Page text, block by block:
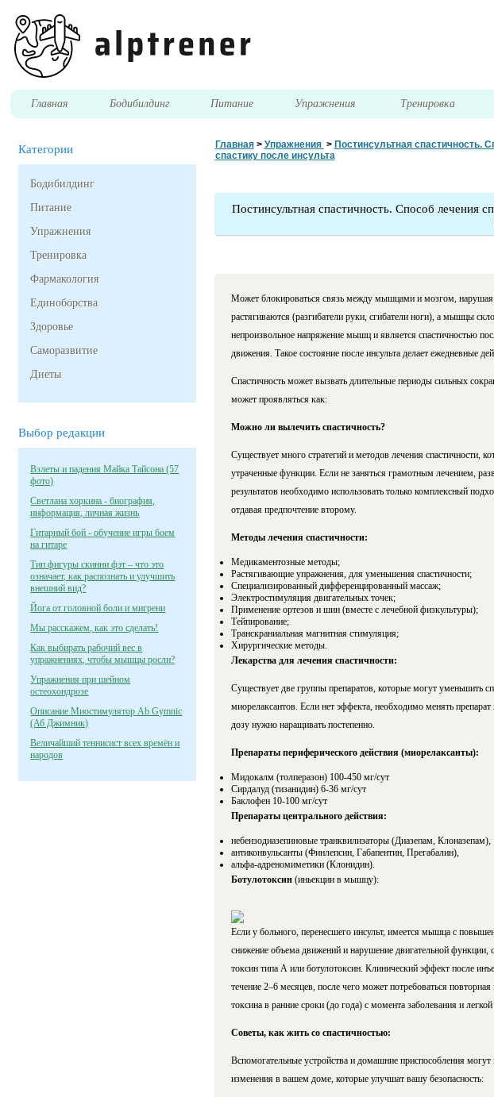
Главная Бодибилдинг Питание Упражнения Тренировка
Категории
Бодибилдинг
Питание
Упражнения
Тренировка
Фармакология
Единоборства
Здоровье
Саморазвитие
Диеты
Выбор редакции
Взлеты и падения Майка Тайсона (57
фото)
Светлана хоркина - биография,
информация, личная жизнь
Гитарный бой - обучение игры боем
на гитаре
Тип фигуры скинни фэт – что это
означает, как распознать и улучшить
внешний вид?
Йога от головной боли и мигрени
Мы расскажем, как это сделать!
Как выбирать рабочий вес в
упражнениях, чтобы мышцы росли?
Упражнения при шейном
остеохондрозе
Описание Миостимулятор Ab Gymnic
(Аб Джимник)
Величайший теннисист всех времён и
народов
Главная> Упражнения > Постинсультная спастичность.
спастику после инсульта
Постинсультная спастичность. Способ лечения
Может блокироваться связь между мышцами и мозгом,
растягиваются (разгибатели руки, сгибатели ноги), а мышцы
непроизвольное напряжение мышц и является спастичностью
движения. Такое состояние после инсульта делает ежедневные
Спастичность может вызвать длительные периоды сильных
может проявляться как:
Можно ли вылечить спастичность?
Существует много стратегий и методов лечения спастичности,
утраченные функции. Если не заняться грамотным лечением,
результатов необходимо использовать только комплексный
отдавая предпочтение второму.
Методы лечения спастичности:
Медикаментозные методы;
Растягивающие упражнения, для уменьшения спастичности;
Специализированный дифференцированный массаж;
Электростимуляция двигательных точек;
Применение ортезов и шин (вместе с лечебной физкультуры);
Тейпирование;
Транскраниальная магнитная стимуляция;
Хирургические методы.
Лекарства для лечения спастичности:
Существует две группы препаратов, которые могут уменьшить
миорелаксантов. Если нет эффекта, необходимо менять
дозу нужно наращивать постепенно.
Препараты периферического действия (миорелаксанты):
Мидокалм (толперазон) 100-450 мг/сут
Сирдалуд (тизанидин) 6-36 мг/сут
Баклофен 10-100 мг/сут
Препараты центрального действия:
небензодиазепиновые транквилизаторы (Диазепам, Клоназепам),
антиконвульсанты (Финлепсин, Габапентин, Прегабалин),
альфа-адреномиметики (Клонидин).
Ботулотоксин (иньекции в мышцу):
Если у больного, перенесшего инсульт, имеется мышца с
снижение объема движений и нарушение двигательной
токсин типа А или ботулотоксин. Клинический эффект после
течение 2–6 месяцев, после чего может потребоваться
токсина в ранние сроки (до года) с момента заболевания и легкой
Советы, как жить со спастичностью:
Вспомогательные устройства и домашние приспособления
изменения в вашем доме, которые улучшат вашу безопасность: